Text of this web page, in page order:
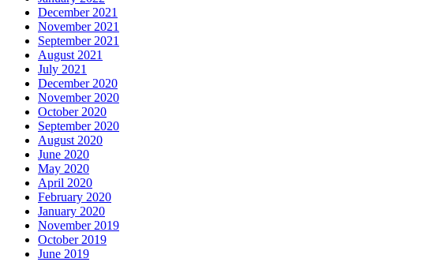
December 2021
November 2021
September 2021
August 2021
July 2021
December 2020
November 2020
October 2020
September 2020
August 2020
June 2020
May 2020
April 2020
February 2020
January 2020
November 2019
October 2019
June 2019